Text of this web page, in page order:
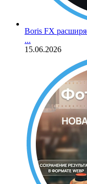
Boris FX
...
15.06.2026